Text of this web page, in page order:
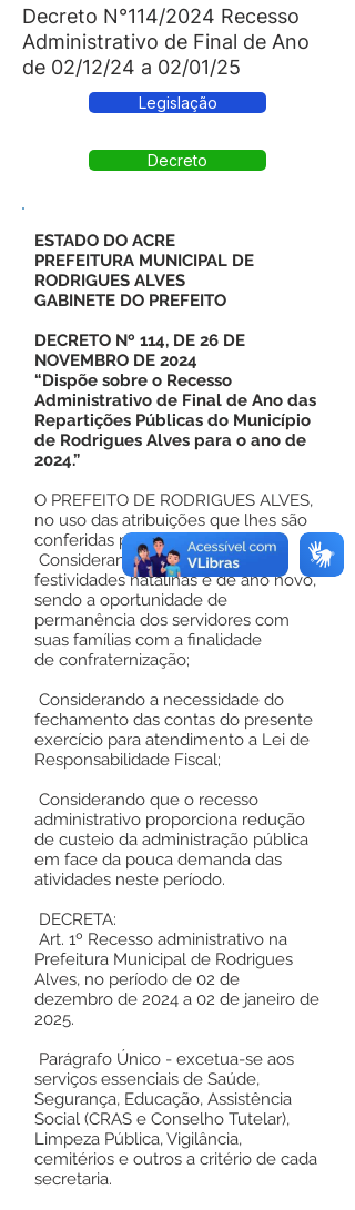
Decreto N°114/2024 Recesso
Administrativo de Final de Ano
de 02/12/24 a 02/01/25
Legislação
Decreto
ESTADO DO ACRE
PREFEITURA MUNICIPAL DE
RODRIGUES ALVES
GABINETE DO PREFEITO
DECRETO Nº 114, DE 26 DE
NOVEMBRO DE 2024
“Dispõe sobre o Recesso
Administrativo de Final de Ano das
Repartições Públicas do Município
de Rodrigues Alves para o ano de
2024.”
O PREFEITO DE RODRIGUES ALVES,
no uso das atribuições que lhes são
conferidas por lei.
Considerando a tradição das
festividades natalinas e de ano novo,
sendo a oportunidade de
permanência dos servidores com
suas famílias com a finalidade
de confraternização;
Considerando a necessidade do
fechamento das contas do presente
exercício para atendimento a Lei de
Responsabilidade Fiscal;
Considerando que o recesso
administrativo proporciona redução
de custeio da administração pública
em face da pouca demanda das
atividades neste período.
DECRETA:
Art. 1º Recesso administrativo na
Prefeitura Municipal de Rodrigues
Alves, no período de 02 de
dezembro de 2024 a 02 de janeiro de
2025.
Parágrafo Único - excetua-se aos
serviços essenciais de Saúde,
Segurança, Educação, Assistência
Social (CRAS e Conselho Tutelar),
Limpeza Pública, Vigilância,
cemitérios e outros a critério de cada
secretaria.